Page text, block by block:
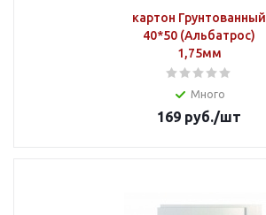
картон Грунтованный
40*50 (Альбатрос)
1,75мм
Много
169 руб./шт